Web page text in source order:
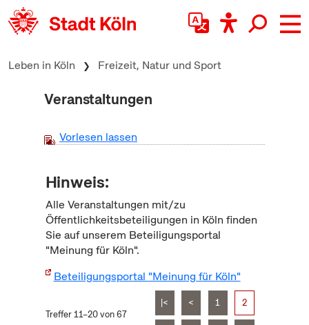
zum Inhalt springen
Leben in Köln Freizeit, Natur und Sport
Veranstaltungen
Vorlesen lassen
Hinweis:
Alle Veranstaltungen mit/zu
Öffentlichkeitsbeteiligungen in Köln finden
Sie auf unserem Beteiligungsportal
"Meinung für Köln".
Beteiligungsportal "Meinung für Köln"
Treffer 11–20 von 67
|< < 1 2